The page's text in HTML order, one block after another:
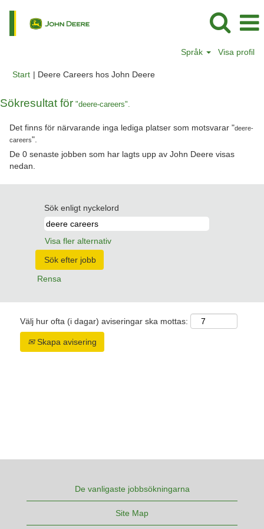
Språk Visa profil
Start | Deere Careers hos John Deere(aktuell
Sökresultat för "deere-careers".
Det finns för närvarande inga lediga platser som motsvarar "deere-
careers".
De 0 senaste jobben som har lagts upp av John Deere visas
nedan.
Sök enligt nyckelord
Visa fler alternativ
Rensa
Välj hur ofta (i dagar) aviseringar ska mottas:
Skapa avisering
De vanligaste jobbsökningarna
Site Map